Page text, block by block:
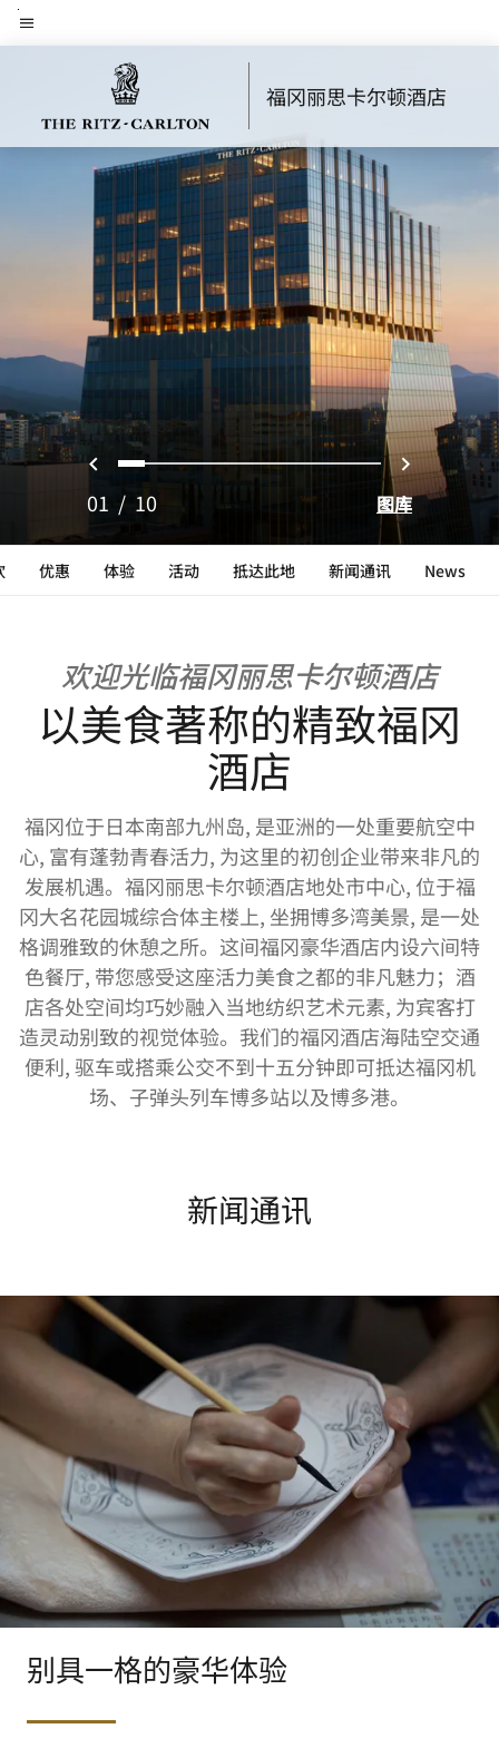
Skip
to菜单文本
福冈丽思卡尔顿酒店
上一页
0 1 2 3 4 5 6 7 8 9 下一页
01 / 10 图库
优惠 体验 活动 抵达此地 新闻通讯 News
欢迎光临福冈丽思卡尔顿酒店
以美食著称的精致福冈
酒店
福冈位于日本南部九州岛, 是亚洲的一处重要航空中
心, 富有蓬勃青春活力, 为这里的初创企业带来非凡的
发展机遇。福冈丽思卡尔顿酒店地处市中心, 位于福
冈大名花园城综合体主楼上, 坐拥博多湾美景, 是一处
格调雅致的休憩之所。这间福冈豪华酒店内设六间特
色餐厅, 带您感受这座活力美食之都的非凡魅力；酒
店各处空间均巧妙融入当地纺织艺术元素, 为宾客打
造灵动别致的视觉体验。我们的福冈酒店海陆空交通
便利, 驱车或搭乘公交不到十五分钟即可抵达福冈机
场、子弹头列车博多站以及博多港。
新闻通讯
别具一格的豪华体验